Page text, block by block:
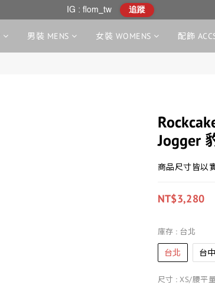
男裝 MENS 女裝 WOMENS 配飾
Jogger
商品尺寸皆以
NT$3,280
庫存 : 台北
台北 台中
尺寸 : XS/腰平
IG : flom_tw 追蹤